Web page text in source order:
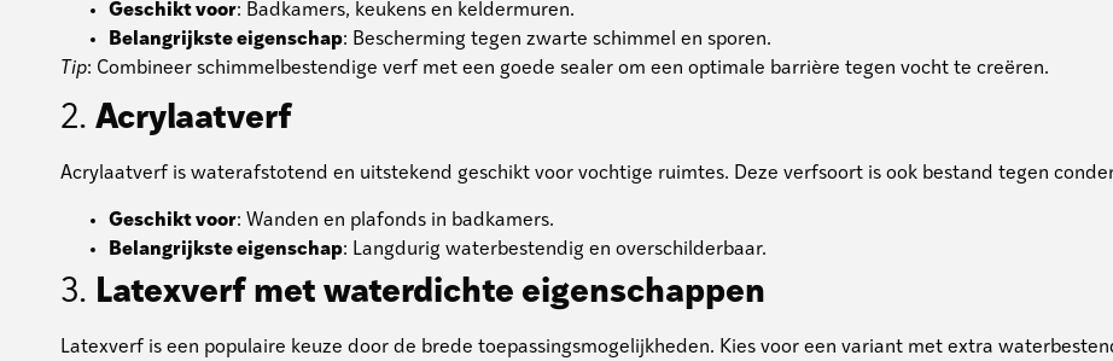
Geschikt voor: Badkamers, keukens en keldermuren.
Belangrijkste eigenschap: Bescherming tegen zwarte schimmel en sporen.
Tip: Combineer schimmelbestendige verf met een goede sealer om een optimale barrière tegen vocht te creëren.
2.Acrylaatverf
Acrylaatverf is waterafstotend en uitstekend geschikt voor vochtige ruimtes. Deze verfsoort is ook bestand tegen
Geschikt voor: Wanden en plafonds in badkamers.
Belangrijkste eigenschap: Langdurig waterbestendig en overschilderbaar.
3. Latexverf met waterdichte eigenschappen
Latexverf is een populaire keuze door de brede toepassingsmogelijkheden. Kies voor een variant met extra